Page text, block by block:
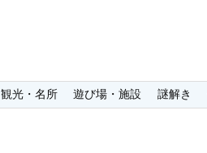
観光・名所 遊び場・施設 謎解き